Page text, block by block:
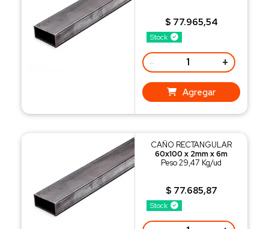
Stock
$ 77.965,54
- +
Agregar
Stock
CAÑO RECTANGULAR
60x100 x 2mm x 6m
Peso 29,47 Kg/ud
$ 77.685,87